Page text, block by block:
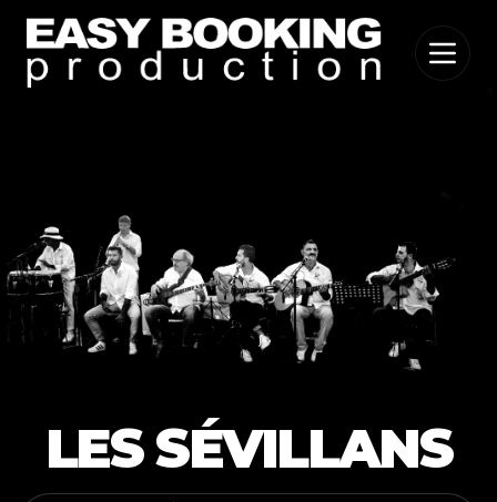
LES SÉVILLANS